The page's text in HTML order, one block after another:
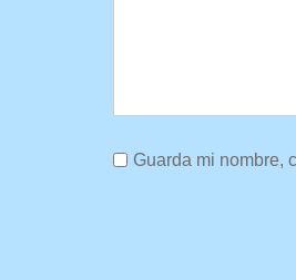
Guarda mi nombre,